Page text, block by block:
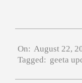
On: August 22,
Tagged: geeta